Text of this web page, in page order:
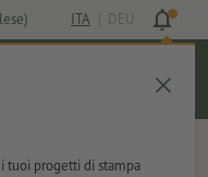
ITA | DEU
tuoi progetti di stampa
Carrello